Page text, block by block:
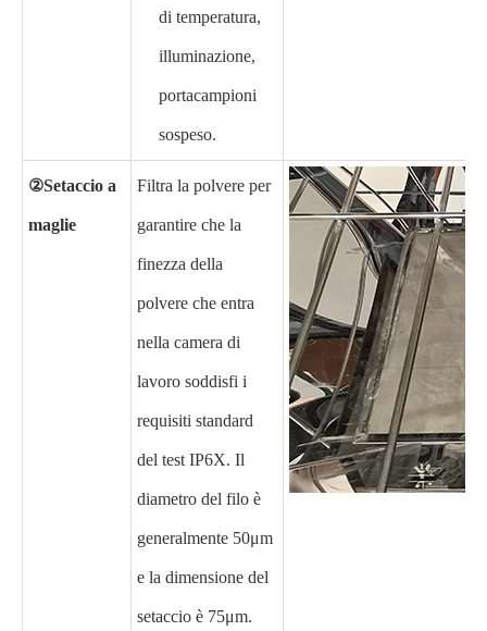
di temperatura,
illuminazione,
portacampioni
sospeso.
②Setaccio a
maglie
Filtra la polvere per
garantire che la
finezza della
polvere che entra
nella camera di
lavoro soddisfi i
requisiti standard
del test IP6X. Il
diametro del filo è
generalmente 50μm
e la dimensione del
setaccio è 75μm.